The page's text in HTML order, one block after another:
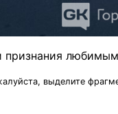
признания
выделите